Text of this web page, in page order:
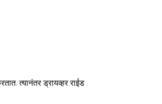
त्यानंतर ड्रायव्हर राईड